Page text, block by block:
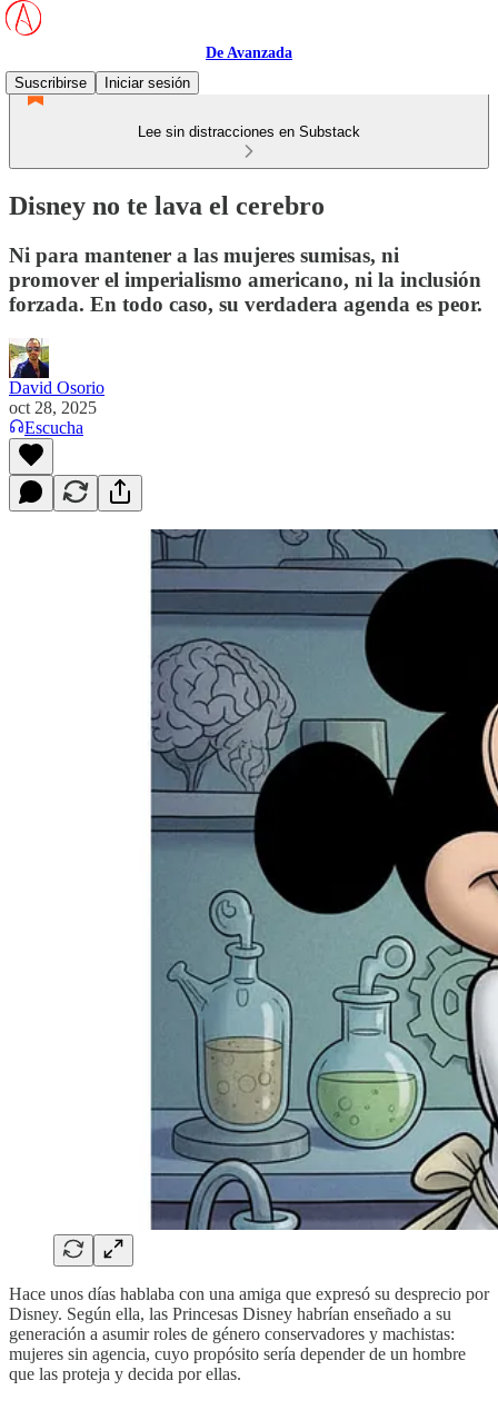
De Avanzada
Suscribirse
Iniciar sesión
Lee sin distracciones en Substack
Disney no te lava el cerebro
Ni para mantener a las mujeres sumisas, ni
promover el imperialismo americano, ni la inclusión
forzada. En todo caso, su verdadera agenda es peor.
David Osorio
oct 28, 2025
Escucha
Hace unos días hablaba con una amiga que expresó su desprecio por
Disney. Según ella, las Princesas Disney habrían enseñado a su
generación a asumir roles de género conservadores y machistas:
mujeres sin agencia, cuyo propósito sería depender de un hombre
que las proteja y decida por ellas.